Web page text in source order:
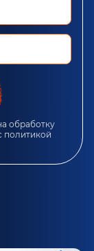
обработку
политикой